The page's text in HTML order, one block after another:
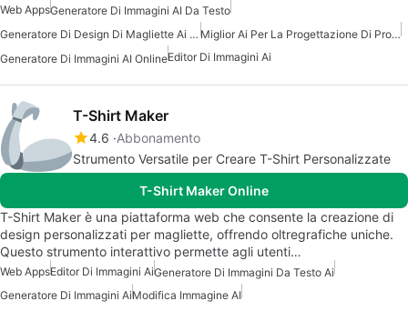
Web AppsGeneratore Di Immagini AI Da Testo
Generatore Di Design Di Magliette Ai Gratuito
Miglior Ai Per La Progettazione Di Prodotti
Generatore Di Immagini AI OnlineEditor Di Immagini Ai
T-Shirt Maker
4.6 Abbonamento
Strumento Versatile per Creare T-Shirt Personalizzate
T-Shirt Maker Online
T-Shirt Maker è una piattaforma web che consente la creazione di
design personalizzati per magliette, offrendo oltregrafiche uniche.
Questo strumento interattivo permette agli utenti…
Web AppsEditor Di Immagini AiGeneratore Di Immagini Da Testo Ai
Generatore Di Immagini AiModifica Immagine AI